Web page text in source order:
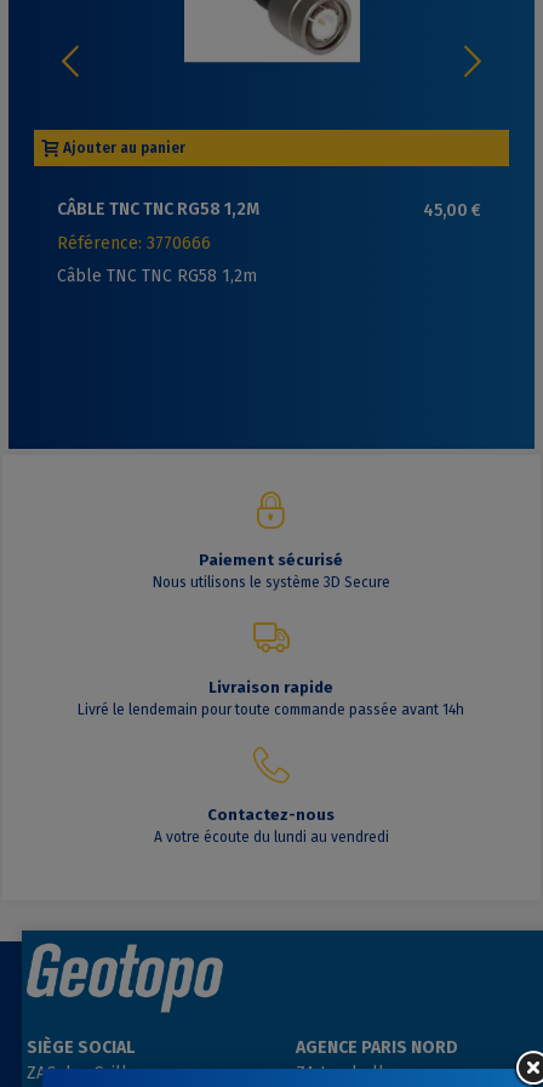
Ajouter au panier
CÂBLE TNC TNC RG58 1,2M 45,00 €
Référence: 3770666
Câble TNC TNC RG58 1,2m
Paiement sécurisé
Nous utilisons le système 3D Secure
Livraison rapide
Livré le lendemain pour toute commande passée avant 14h
Contactez-nous
A votre écoute du lundi au vendredi
SIÈGE SOCIAL
ZAC des Grillons
AGENCE PARIS NORD
ZA Les belles vues